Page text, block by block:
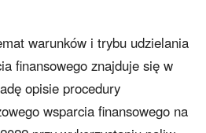
warunków i trybu udzielania
finansowego znajduje się w
opisie procedury
wsparcia finansowego na